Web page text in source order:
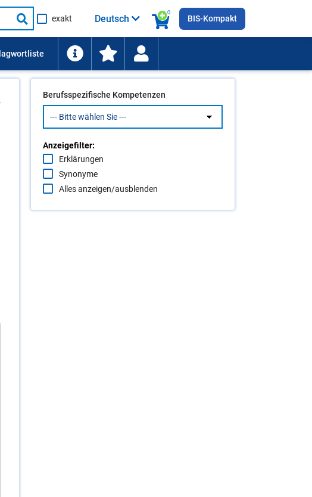
Suche
starten
exakt
0
Deutsch BIS-Kompakt
Berufsspezifische Kompetenzen
Anzeigefilter:
Erklärungen
Synonyme
Alles anzeigen/ausblenden